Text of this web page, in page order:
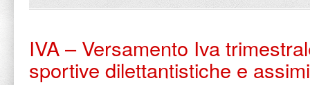
IVA – Versamento Iva
sportive dilettantistiche e